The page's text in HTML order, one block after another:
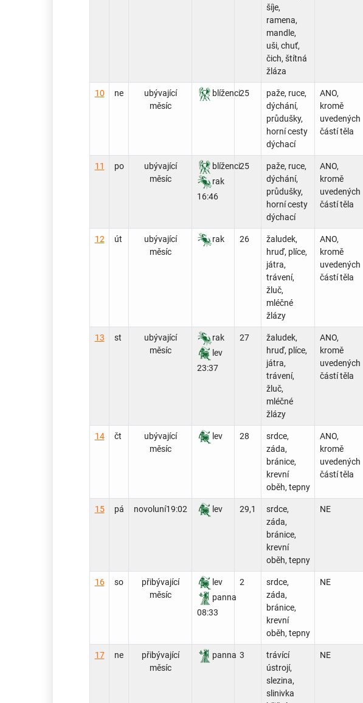
šíje,
ramena,
mandle,
uši, chuť,
čich, štítná
žláza
10 ne
ubývající
měsíc
blíženci25
paže, ruce,
dýchání,
průdušky,
horní cesty
dýchací
ANO,
kromě
uvedených
částí těla
11 po
ubývající
měsíc
blíženci
rak
16:46
25
paže, ruce,
dýchání,
průdušky,
horní cesty
dýchací
ANO,
kromě
uvedených
částí těla
12 út
ubývající
měsíc
rak 26
žaludek,
hruď, plíce,
játra,
trávení,
žluč,
mléčné
žlázy
ANO,
kromě
uvedených
částí těla
13 st
ubývající
měsíc
rak
lev
23:37
27
žaludek,
hruď, plíce,
játra,
trávení,
žluč,
mléčné
žlázy
ANO,
kromě
uvedených
částí těla
14 čt
ubývající
měsíc
lev 28
srdce,
záda,
bránice,
krevní
oběh, tepny
ANO,
kromě
uvedených
částí těla
15 pá novoluní19:02 lev 29,1
srdce,
záda,
bránice,
krevní
oběh, tepny
NE
16 so
přibývající
měsíc
lev
panna
08:33
2
srdce,
záda,
bránice,
krevní
oběh, tepny
NE
17 ne
přibývající
měsíc
panna 3
trávící
ústrojí,
slezina,
slinivka
NE